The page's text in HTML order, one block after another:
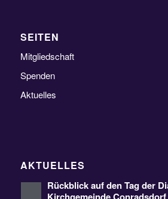
SEITEN
Mitgliedschaft
Spenden
Aktuelles
AKTUELLES
Rückblick auf den Tag der